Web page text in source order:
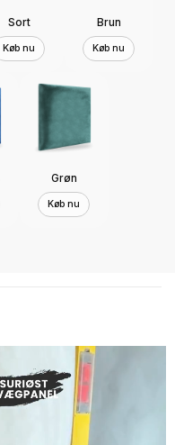
Sort
Køb nu
Brun
Køb nu
Grøn
Køb nu